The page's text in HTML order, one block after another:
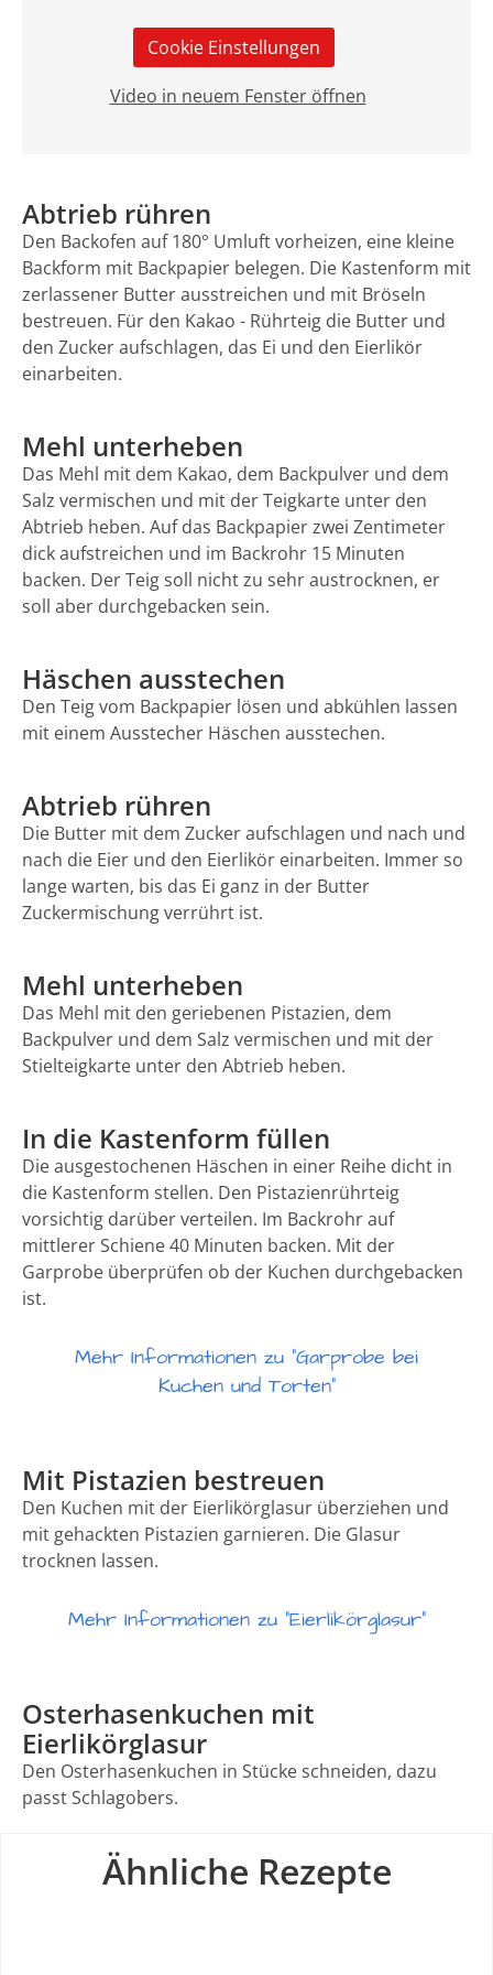
Cookie Einstellungen
Video in neuem Fenster öffnen
Abtrieb rühren
Den Backofen auf 180° Umluft vorheizen, eine kleine
Backform mit Backpapier belegen. Die Kastenform mit
zerlassener Butter ausstreichen und mit Bröseln
bestreuen. Für den Kakao - Rührteig die Butter und
den Zucker aufschlagen, das Ei und den Eierlikör
einarbeiten.
Mehl unterheben
Das Mehl mit dem Kakao, dem Backpulver und dem
Salz vermischen und mit der Teigkarte unter den
Abtrieb heben. Auf das Backpapier zwei Zentimeter
dick aufstreichen und im Backrohr 15 Minuten
backen. Der Teig soll nicht zu sehr austrocknen, er
soll aber durchgebacken sein.
Häschen ausstechen
Den Teig vom Backpapier lösen und abkühlen lassen
mit einem Ausstecher Häschen ausstechen.
Abtrieb rühren
Die Butter mit dem Zucker aufschlagen und nach und
nach die Eier und den Eierlikör einarbeiten. Immer so
lange warten, bis das Ei ganz in der Butter
Zuckermischung verrührt ist.
Mehl unterheben
Das Mehl mit den geriebenen Pistazien, dem
Backpulver und dem Salz vermischen und mit der
Stielteigkarte unter den Abtrieb heben.
In die Kastenform füllen
Die ausgestochenen Häschen in einer Reihe dicht in
die Kastenform stellen. Den Pistazienrührteig
vorsichtig darüber verteilen. Im Backrohr auf
mittlerer Schiene 40 Minuten backen. Mit der
Garprobe überprüfen ob der Kuchen durchgebacken
ist.
Mehr Informationen zu "Garprobe bei
Kuchen und Torten"
Mit Pistazien bestreuen
Den Kuchen mit der Eierlikörglasur überziehen und
mit gehackten Pistazien garnieren. Die Glasur
trocknen lassen.
Mehr Informationen zu "Eierlikörglasur"
Osterhasenkuchen mit
Eierlikörglasur
Den Osterhasenkuchen in Stücke schneiden, dazu
passt Schlagobers.
Ähnliche Rezepte